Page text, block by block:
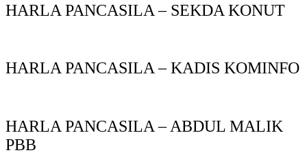
HARLA PANCASILA – SEKDA KONUT
HARLA PANCASILA – KADIS KOMINFO
HARLA PANCASILA – ABDUL MALIK
PBB